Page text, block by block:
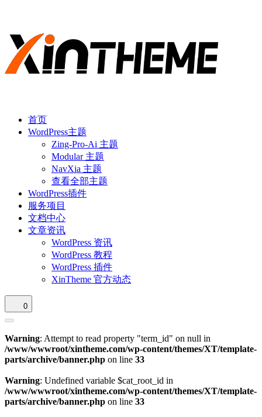
首页
WordPress主题
Zing-Pro-Ai 主题
Modular 主题
NavXia 主题
查看全部主题
WordPress插件
服务项目
文档中心
文章资讯
WordPress 资讯
WordPress 教程
WordPress 插件
XinTheme 官方动态
0
Warning: Attempt to read property "term_id" on null in
/www/wwwroot/xintheme.com/wp-content/themes/XT/template-
parts/archive/banner.php on line 33
Warning: Undefined variable $cat_root_id in
/www/wwwroot/xintheme.com/wp-content/themes/XT/template-
parts/archive/banner.php on line 33